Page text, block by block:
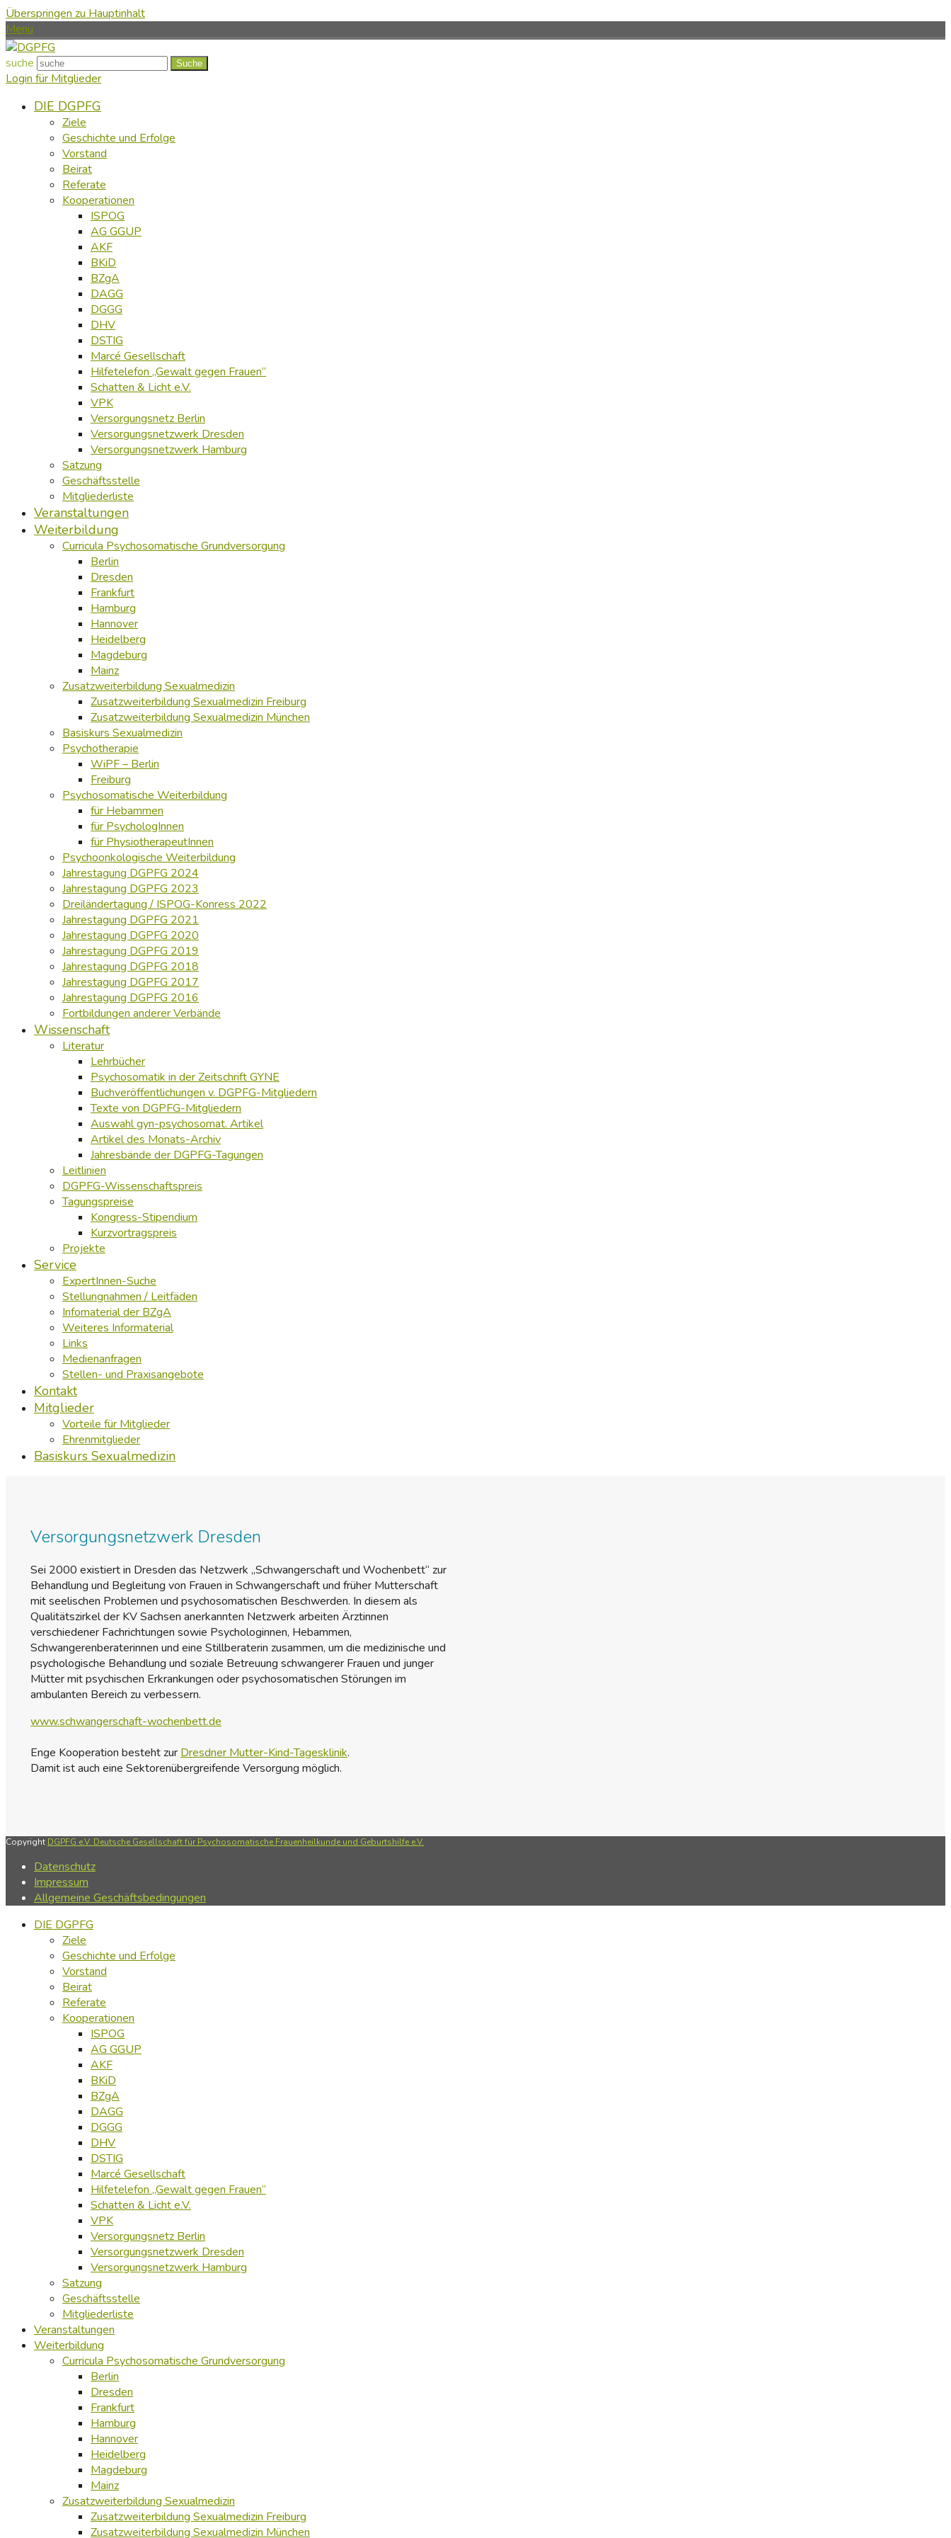
Überspringen zu Hauptinhalt
Menu
suche Suche
Login für Mitglieder
DIE DGPFG
Ziele
Geschichte und Erfolge
Vorstand
Beirat
Referate
Kooperationen
ISPOG
AG GGUP
AKF
BKiD
BZgA
DAGG
DGGG
DHV
DSTIG
Marcé Gesellschaft
Hilfetelefon „Gewalt gegen Frauen“
Schatten & Licht e.V.
VPK
Versorgungsnetz Berlin
Versorgungsnetzwerk Dresden
Versorgungsnetzwerk Hamburg
Satzung
Geschäftsstelle
Mitgliederliste
Veranstaltungen
Weiterbildung
Curricula Psychosomatische Grundversorgung
Berlin
Dresden
Frankfurt
Hamburg
Hannover
Heidelberg
Magdeburg
Mainz
Zusatzweiterbildung Sexualmedizin
Zusatzweiterbildung Sexualmedizin Freiburg
Zusatzweiterbildung Sexualmedizin München
Basiskurs Sexualmedizin
Psychotherapie
WiPF – Berlin
Freiburg
Psychosomatische Weiterbildung
für Hebammen
für PsychologInnen
für PhysiotherapeutInnen
Psychoonkologische Weiterbildung
Jahrestagung DGPFG 2024
Jahrestagung DGPFG 2023
Dreiländertagung / ISPOG-Konress 2022
Jahrestagung DGPFG 2021
Jahrestagung DGPFG 2020
Jahrestagung DGPFG 2019
Jahrestagung DGPFG 2018
Jahrestagung DGPFG 2017
Jahrestagung DGPFG 2016
Fortbildungen anderer Verbände
Wissenschaft
Literatur
Lehrbücher
Psychosomatik in der Zeitschrift GYNE
Buchveröffentlichungen v. DGPFG-Mitgliedern
Texte von DGPFG-Mitgliedern
Auswahl gyn-psychosomat. Artikel
Artikel des Monats-Archiv
Jahresbände der DGPFG-Tagungen
Leitlinien
DGPFG-Wissenschaftspreis
Tagungspreise
Kongress-Stipendium
Kurzvortragspreis
Projekte
Service
ExpertInnen-Suche
Stellungnahmen / Leitfäden
Infomaterial der BZgA
Weiteres Informaterial
Links
Medienanfragen
Stellen- und Praxisangebote
Kontakt
Mitglieder
Vorteile für Mitglieder
Ehrenmitglieder
Basiskurs Sexualmedizin
Versorgungsnetzwerk Dresden
Sei 2000 existiert in Dresden das Netzwerk „Schwangerschaft und Wochenbett“ zur
Behandlung und Begleitung von Frauen in Schwangerschaft und früher Mutterschaft
mit seelischen Problemen und psychosomatischen Beschwerden. In diesem als
Qualitätszirkel der KV Sachsen anerkannten Netzwerk arbeiten Ärztinnen
verschiedener Fachrichtungen sowie Psychologinnen, Hebammen,
Schwangerenberaterinnen und eine Stillberaterin zusammen, um die medizinische und
psychologische Behandlung und soziale Betreuung schwangerer Frauen und junger
Mütter mit psychischen Erkrankungen oder psychosomatischen Störungen im
ambulanten Bereich zu verbessern.
www.schwangerschaft-wochenbett.de
Enge Kooperation besteht zur Dresdner Mutter-Kind-Tagesklinik.
Damit ist auch eine Sektorenübergreifende Versorgung möglich.
Copyright DGPFG e.V. Deutsche Gesellschaft für Psychosomatische Frauenheilkunde und Geburtshilfe e.V.
Datenschutz
Impressum
Allgemeine Geschäftsbedingungen
DIE DGPFG
Ziele
Geschichte und Erfolge
Vorstand
Beirat
Referate
Kooperationen
ISPOG
AG GGUP
AKF
BKiD
BZgA
DAGG
DGGG
DHV
DSTIG
Marcé Gesellschaft
Hilfetelefon „Gewalt gegen Frauen“
Schatten & Licht e.V.
VPK
Versorgungsnetz Berlin
Versorgungsnetzwerk Dresden
Versorgungsnetzwerk Hamburg
Satzung
Geschäftsstelle
Mitgliederliste
Veranstaltungen
Weiterbildung
Curricula Psychosomatische Grundversorgung
Berlin
Dresden
Frankfurt
Hamburg
Hannover
Heidelberg
Magdeburg
Mainz
Zusatzweiterbildung Sexualmedizin
Zusatzweiterbildung Sexualmedizin Freiburg
Zusatzweiterbildung Sexualmedizin München